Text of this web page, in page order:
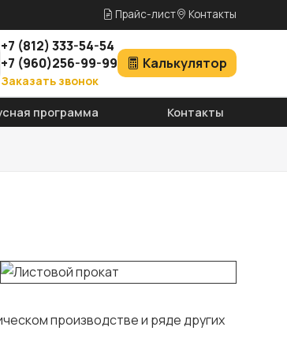
Прайс-лист Контакты
+7 (812)333-54-54
+7 (960)256-99-99
Заказать звонок
Калькулятор
программа Контакты
производстве и ряде других